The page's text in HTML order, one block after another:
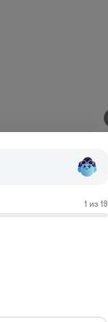
1 из 19